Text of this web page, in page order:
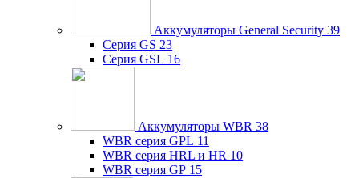
Аккумуляторы General Security 39
Серия GS 23
Серия GSL 16
Аккумуляторы WBR 38
WBR серия GPL 11
WBR серия HRL и HR 10
WBR серия GP 15